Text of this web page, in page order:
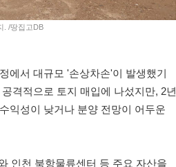
. /땅집고DB
에서 대규모 '손상차손'이 발생했기
격적으로 토지 매입에 나섰지만, 2년
익성이 낮거나 분양 전망이 어두운
인천 북항물류센터 등 주요 자산을